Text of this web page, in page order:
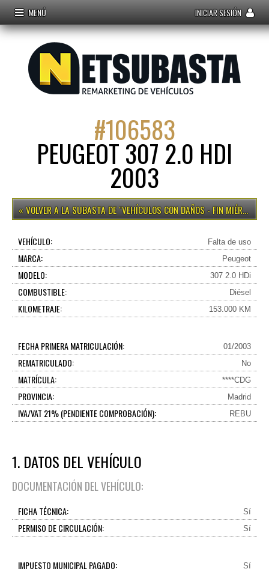
MENÚ INICIAR SESIÓN
#106583
PEUGEOT 307 2.0 HDI
2003
VEHÍCULOS CON DAÑOS - FIN MIÉRCOLES 12H
VEHÍCULO: Falta de uso
MARCA: Peugeot
MODELO: 307 2.0 HDi
COMBUSTIBLE: Diésel
KILOMETRAJE: 153.000 KM
FECHA PRIMERA MATRICULACIÓN: 01/2003
REMATRICULADO: No
MATRÍCULA: ****CDG
PROVINCIA: Madrid
IVA/VAT 21% (PENDIENTE COMPROBACIÓN): REBU
1. DATOS DEL VEHÍCULO
DOCUMENTACIÓN DEL VEHÍCULO:
FICHA TÉCNICA: Sí
PERMISO DE CIRCULACIÓN: Sí
IMPUESTO MUNICIPAL PAGADO: Sí